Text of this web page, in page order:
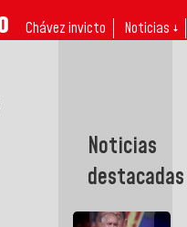
Chávez invicto Noticias ↓
Noticias
destacadas